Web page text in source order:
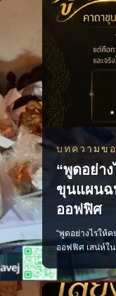
บทความขอ
“พูดอย่า
ขุนแผนฉ
ออฟฟิศ
“พูดอย่างไรให้
ออฟฟิศ เสน่ห์ใ
ใช้คำพูดอย่างเ
ความจริงใจ ห